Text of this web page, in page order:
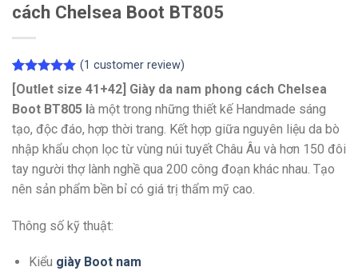
cách Chelsea Boot BT805
Rated5.00
out of 5
based on
1
customer
rating
(1 customer review)
[Outlet size 41+42] Giày da nam phong cách Chelsea
Boot BT805 là một trong những thiết kế Handmade sáng
tạo, độc đáo, hợp thời trang. Kết hợp giữa nguyên liệu da bò
nhập khẩu chọn lọc từ vùng núi tuyết Châu Âu và hơn 150 đôi
tay người thợ lành nghề qua 200 công đoạn khác nhau. Tạo
nên sản phẩm bền bỉ có giá trị thẩm mỹ cao.
Thông số kỹ thuật:
Kiểu giày Boot nam